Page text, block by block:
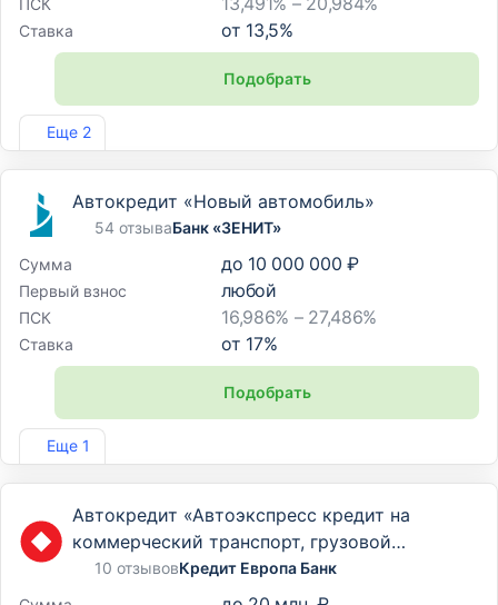
Еще 2
Ставка от 13,5%
Подобрать
Лиц. №485
Еще 1
Автокредит «Новый автомобиль»
54 отзываБанк «ЗЕНИТ»
Сумма
до 10 000 000 ₽
Первый взнос любой
ПСК 16,986% – 27,486%
Ставка от 17%
Подобрать
Лиц. №3255
Автокредит «Автоэкспресс кредит на
коммерческий транспорт, грузовой
транспорт и спецтехнику»
10 отзывовКредит Европа Банк